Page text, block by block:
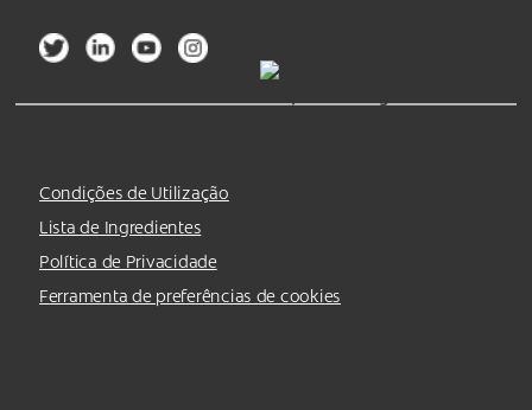
Condições de Utilização
Lista de Ingredientes
Política de Privacidade
Ferramenta de preferências de cookies